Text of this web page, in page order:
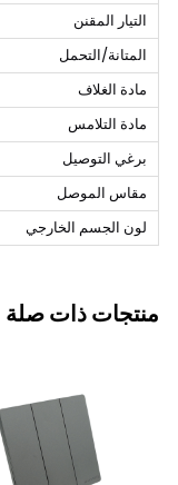
التيار المقنن
المتانة/التحمل
مادة الغلاف
مادة التلامس
برغي التوصيل
مقاس الموصل
لون الجسم الخارجي
منتجات ذات صلة